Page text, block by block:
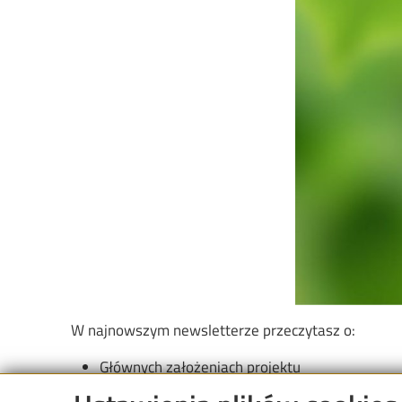
W najnowszym newsletterze przeczytasz o:
Głównych założeniach projektu
Postępach i aktualnościach z realizacji